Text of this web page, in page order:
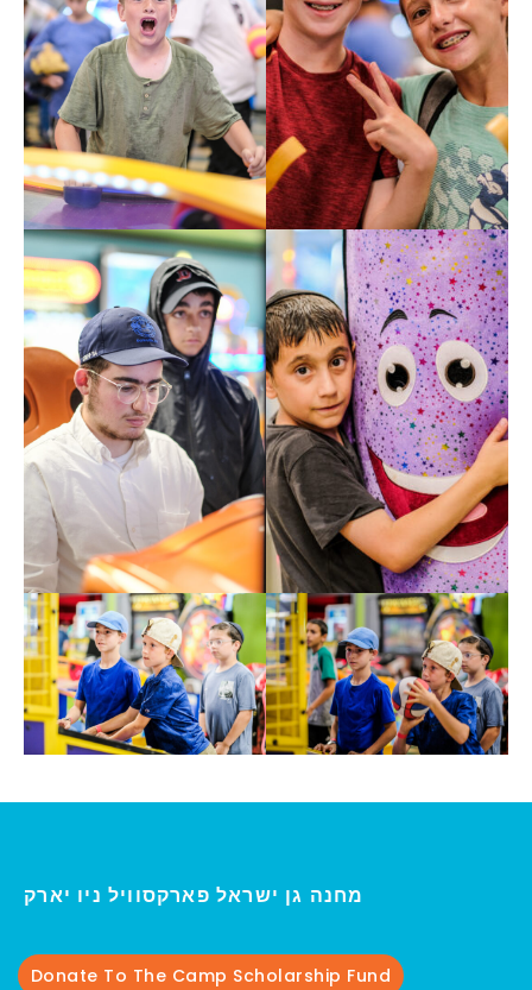
מחנה גן ישראל פארקסוויל ני
Donate To The Camp Scholarship Fund